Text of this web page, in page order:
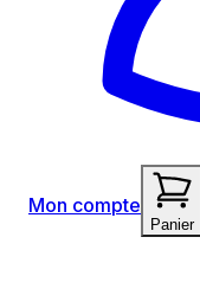
Mon compte
Panier